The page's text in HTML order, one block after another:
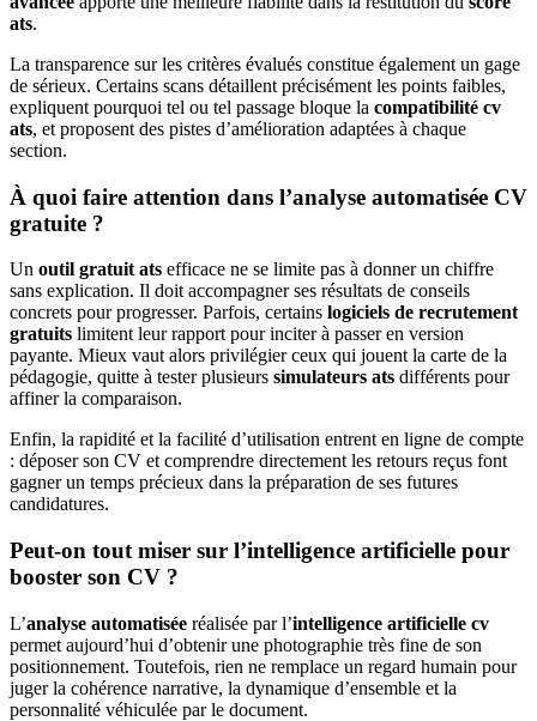
ats.
La transparence sur les critères évalués constitue également un gage
de sérieux. Certains scans détaillent précisément les points faibles,
expliquent pourquoi tel ou tel passage bloque la compatibilité cv
ats, et proposent des pistes d’amélioration adaptées à chaque
section.
À quoi faire attention dans l’analyse automatisée CV
gratuite ?
Un outil gratuit ats efficace ne se limite pas à donner un chiffre
sans explication. Il doit accompagner ses résultats de conseils
concrets pour progresser. Parfois, certains logiciels de recrutement
gratuits limitent leur rapport pour inciter à passer en version
payante. Mieux vaut alors privilégier ceux qui jouent la carte de la
pédagogie, quitte à tester plusieurs simulateurs ats différents pour
affiner la comparaison.
Enfin, la rapidité et la facilité d’utilisation entrent en ligne de compte
: déposer son CV et comprendre directement les retours reçus font
gagner un temps précieux dans la préparation de ses futures
candidatures.
Peut-on tout miser sur l’intelligence artificielle pour
booster son CV ?
L’analyse automatisée réalisée par l’intelligence artificielle cv
permet aujourd’hui d’obtenir une photographie très fine de son
positionnement. Toutefois, rien ne remplace un regard humain pour
juger la cohérence narrative, la dynamique d’ensemble et la
personnalité véhiculée par le document.